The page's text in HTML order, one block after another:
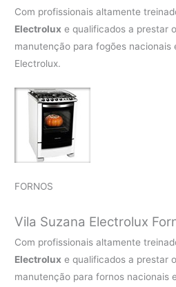
Com profissionais altamente
Electrolux e qualificados a prestar
manutenção para fogões nacionais
Electrolux.
FORNOS
Vila Suzana Electrolux
Com profissionais altamente
Electrolux e qualificados a prestar
manutenção para fornos nacionais